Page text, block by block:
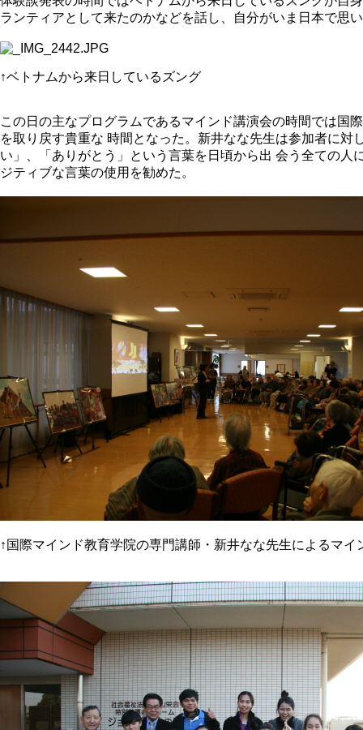
ランティアとして来たのかなどを話し、自分がいま日本で思
↑ベトナムから来日しているズング
この日の主なプログラムであるマインド講演会の時間では国
を取り戻す貴重な 時間となった。新井なな先生は参加者に
い」、「ありがとう」という言葉を日頃から出 会う全ての
ジティブな言葉の使用を勧めた。
↑国際マインド教育学院の専門講師・新井なな先生によるマイ